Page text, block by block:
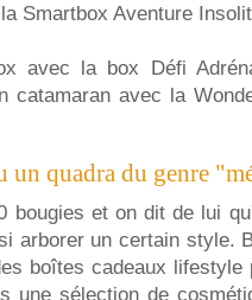
Smartbox Aventure
avec la box Défi
catamaran avec la
un quadra du genre
bougies et on dit de lui
arborer un certain style.
boîtes cadeaux lifestyle
une sélection de